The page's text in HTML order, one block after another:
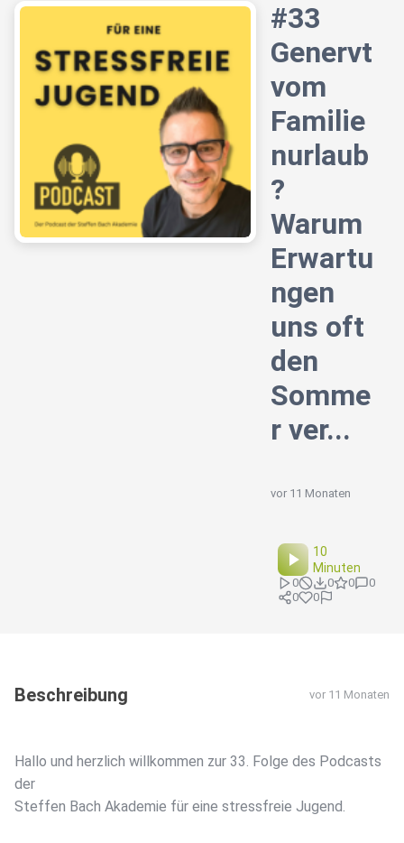
#33
Genervt
vom
Familie
nurlaub
?
Warum
Erwartu
ngen
uns oft
den
Somme
r ver...
vor 11 Monaten
10
Minuten
0 0 0
0
0
0
Beschreibung vor 11 Monaten
Hallo und herzlich willkommen zur 33. Folge des Podcasts
der
Steffen Bach Akademie für eine stressfreie Jugend.